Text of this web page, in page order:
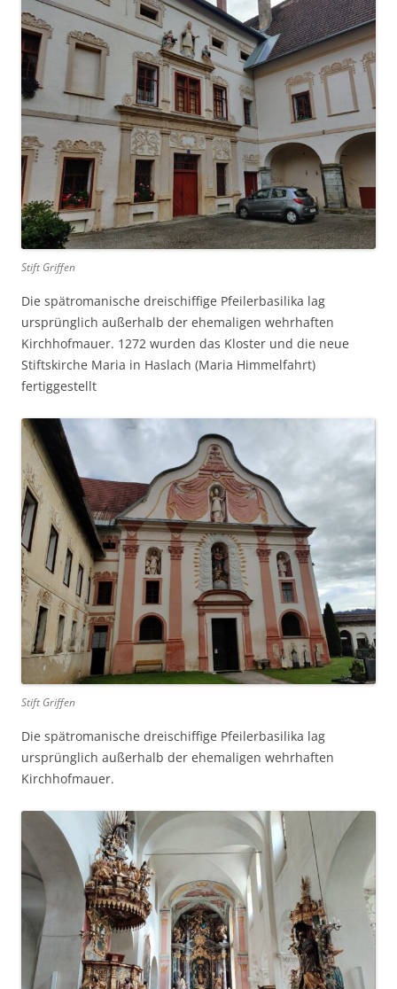
Stift Griffen
Die spätromanische dreischiffige Pfeilerbasilika lag
ursprünglich außerhalb der ehemaligen wehrhaften
Kirchhofmauer. 1272 wurden das Kloster und die neue
Stiftskirche Maria in Haslach (Maria Himmelfahrt)
fertiggestellt
Stift Griffen
Die spätromanische dreischiffige Pfeilerbasilika lag
ursprünglich außerhalb der ehemaligen wehrhaften
Kirchhofmauer.